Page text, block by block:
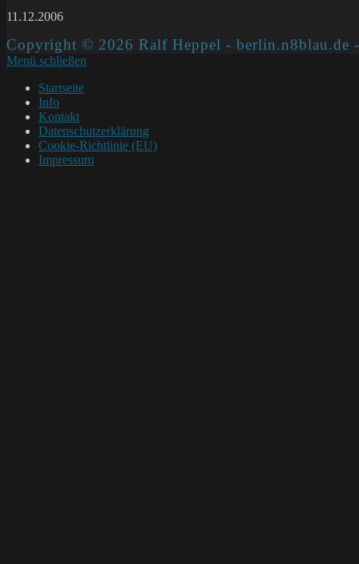
11.12.2006
Copyright © 2026 Ralf Heppel - berlin.n8blau.de
Menü schließen
Startseite
Info
Kontakt
Datenschutzerklärung
Cookie-Richtlinie (EU)
Impressum